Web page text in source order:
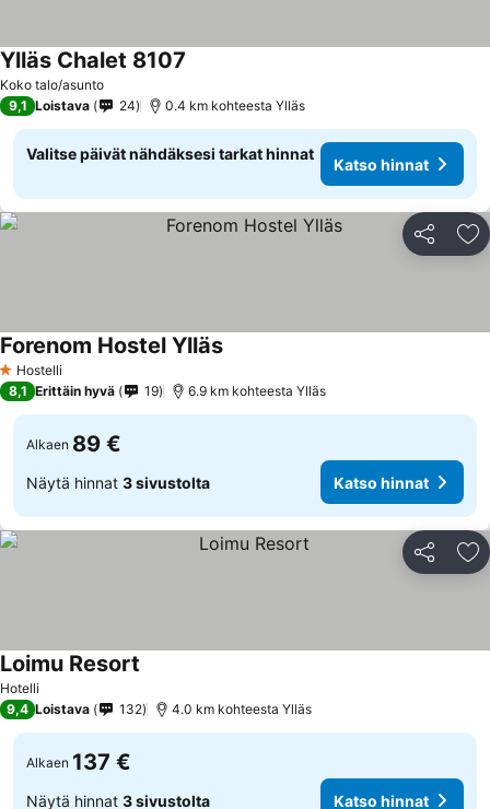
Koko talo/asunto
Ylläs Chalet 8107
9,1 Loistava 24 0.4 km kohteesta Ylläs
Valitse päivät nähdäksesi tarkat hinnat
Katso hinnat
Jaa
1 Tähtiluokitus
Hostelli
Forenom Hostel Ylläs
8,1 Erittäin hyvä 19 6.9 km kohteesta Ylläs
Alkaen 89 €
Näytä hinnat 3 sivustolta Katso hinnat
Jaa
Hotelli
Loimu Resort
9,4 Loistava 132 4.0 km kohteesta Ylläs
Alkaen 137 €
Näytä hinnat 3 sivustolta Katso hinnat